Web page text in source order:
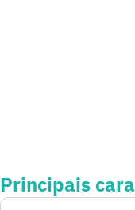
Principais